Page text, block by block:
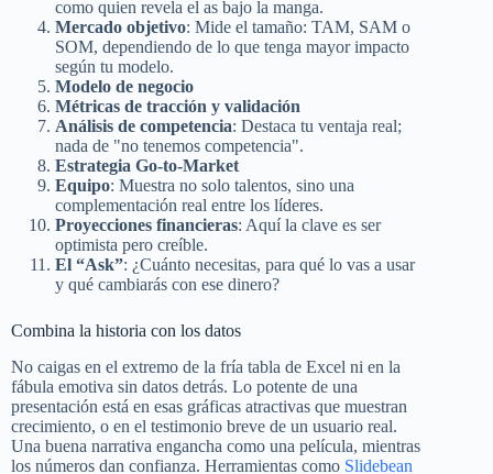
como quien revela el as bajo la manga.
Mercado objetivo: Mide el tamaño: TAM, SAM o
SOM, dependiendo de lo que tenga mayor impacto
según tu modelo.
Modelo de negocio
Métricas de tracción y validación
Análisis de competencia: Destaca tu ventaja real;
nada de "no tenemos competencia".
Estrategia Go-to-Market
Equipo: Muestra no solo talentos, sino una
complementación real entre los líderes.
Proyecciones financieras: Aquí la clave es ser
optimista pero creíble.
El “Ask”: ¿Cuánto necesitas, para qué lo vas a usar
y qué cambiarás con ese dinero?
Combina la historia con los datos
No caigas en el extremo de la fría tabla de Excel ni en la
fábula emotiva sin datos detrás. Lo potente de una
presentación está en esas gráficas atractivas que muestran
crecimiento, o en el testimonio breve de un usuario real.
Una buena narrativa engancha como una película, mientras
los números dan confianza. Herramientas como Slidebean